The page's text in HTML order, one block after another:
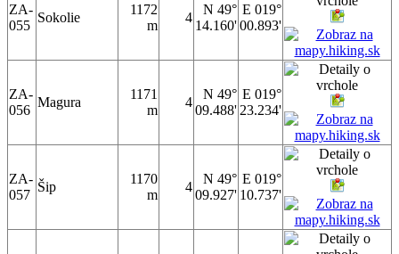
ZA-
055
Sokolie
1172
m
4
N 49°
14.160'
E 019°
00.893'
ZA-
056
Magura
1171
m
4
N 49°
09.488'
E 019°
23.234'
ZA-
057
Šip
1170
m
4
N 49°
09.927'
E 019°
10.737'